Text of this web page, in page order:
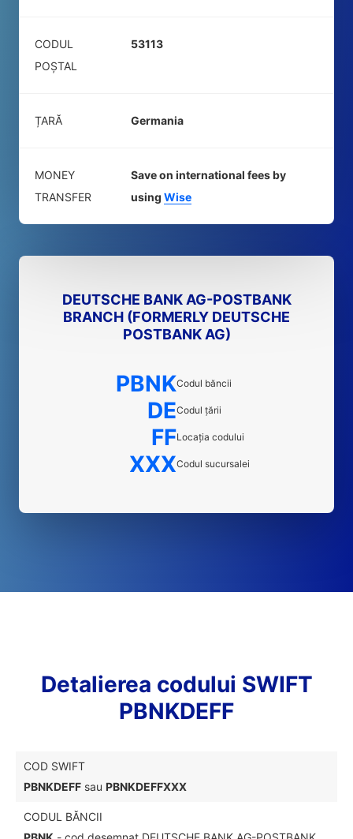
CODUL
POŞTAL
53113
ȚARĂ Germania
MONEY
TRANSFER
Save on international fees by
using Wise
DEUTSCHE BANK AG-POSTBANK
BRANCH (FORMERLY DEUTSCHE
POSTBANK AG)
PBNKCodul băncii
DECodul țării
FFLocația codului
XXXCodul sucursalei
Detalierea codului SWIFT
PBNKDEFF
COD SWIFT
PBNKDEFF sau PBNKDEFFXXX
CODUL BĂNCII